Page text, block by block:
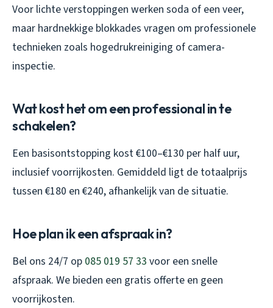
Voor lichte verstoppingen werken soda of een veer,
maar hardnekkige blokkades vragen om professionele
technieken zoals hogedrukreiniging of camera-
inspectie.
Wat kost het om een professional in te
schakelen?
Een basisontstopping kost €100–€130 per half uur,
inclusief voorrijkosten. Gemiddeld ligt de totaalprijs
tussen €180 en €240, afhankelijk van de situatie.
Hoe plan ik een afspraak in?
Bel ons 24/7 op 085 019 57 33 voor een snelle
afspraak. We bieden een gratis offerte en geen
voorrijkosten.